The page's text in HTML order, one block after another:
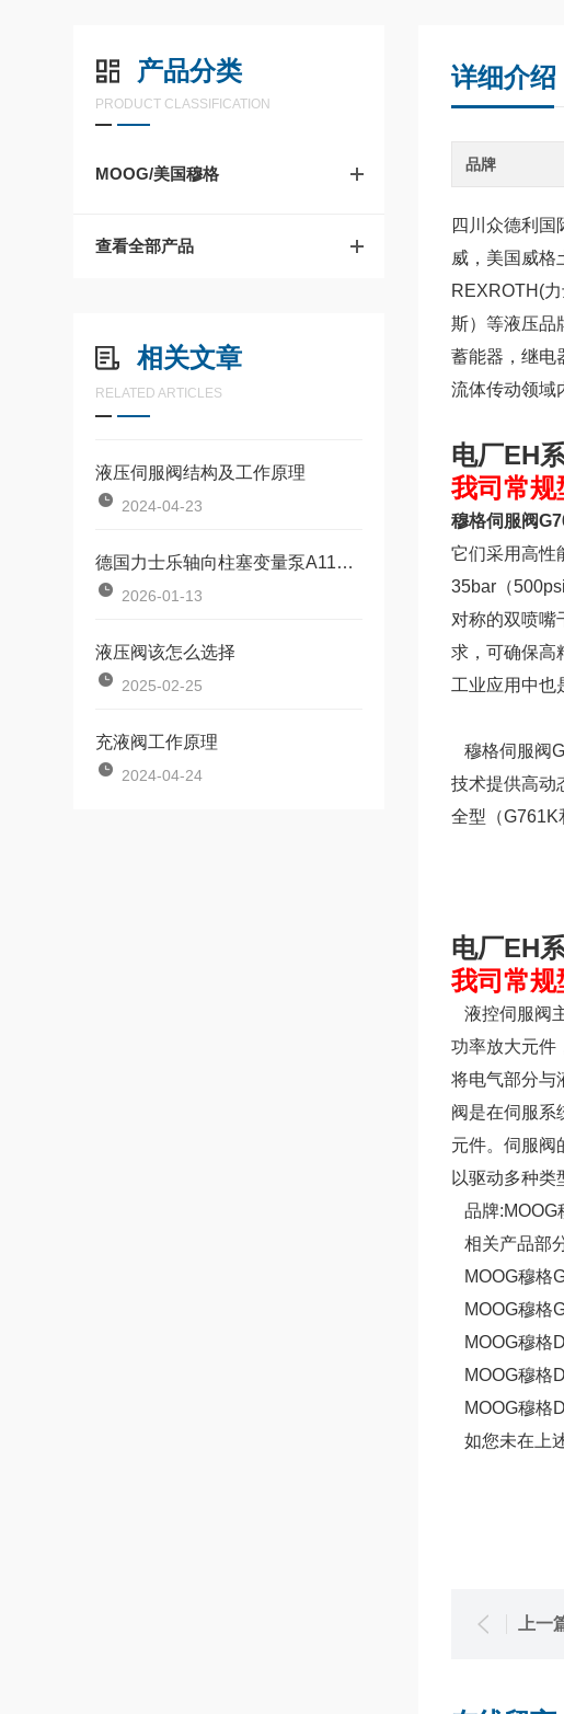
产品分类
PRODUCT CLASSIFICATION
MOOG/美国穆格
查看全部产品
相关文章
RELATED ARTICLES
液压伺服阀结构及工作原理
2024-04-23
德国力士乐轴向柱塞变量泵A11VO系列产品介绍
2026-01-13
液压阀该怎么选择
2025-02-25
充液阀工作原理
2024-04-24
详细介绍
品牌
四川众德利
威，美国威格
REXROTH(
斯）等液压品
蓄能器，继电
流体传动领域
电厂EH
我司常规
穆格伺服阀
它们采用高性
35bar（
对称的双喷嘴
求，可确保高
工业应用中也
穆格伺服阀
技术提供高动
全型（G761K
电厂EH
我司常规
液控伺服阀
功率放大元件
将电气部分与
阀是在伺服系
元件。伺服阀
以驱动多种类
品牌:MOOG
相关产品部
MOOG穆格
MOOG穆格
MOOG穆格
MOOG穆格
MOOG穆格
如您未在上
上一